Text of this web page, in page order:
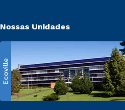
Nossas Unidades
Ecoville